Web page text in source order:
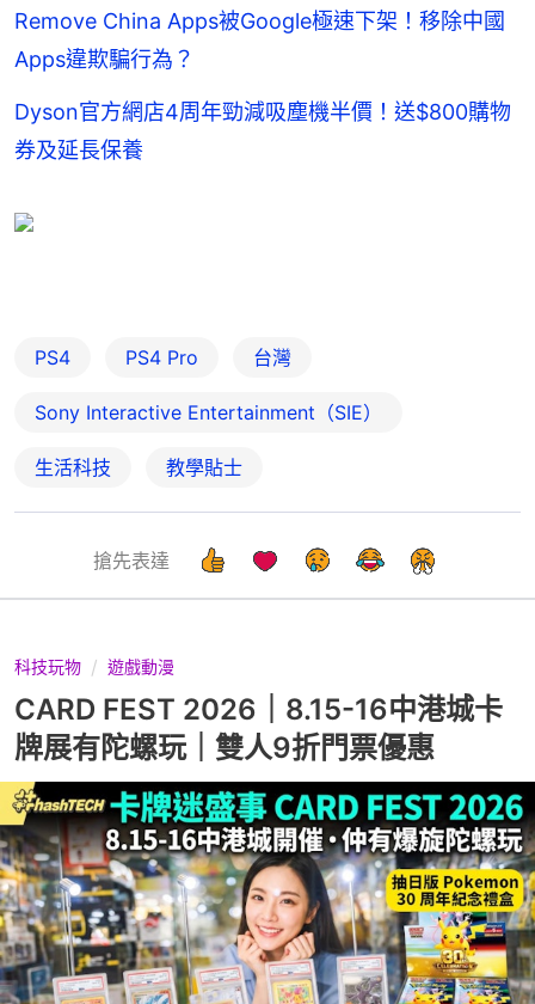
Remove China Apps被Google極速下架！移除中國
Apps違欺騙行為？
Dyson官方網店4周年勁減吸塵機半價！送$800購物
券及延長保養
PS4 PS4 Pro 台灣
Sony Interactive Entertainment（SIE）
生活科技 教學貼士
搶先表達
科技玩物 遊戲動漫
CARD FEST 2026｜8.15-16中港城卡
牌展有陀螺玩｜雙人9折門票優惠